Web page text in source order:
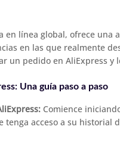
en línea global, ofrece una
en las que realmente
un pedido en AliExpress y
Una guía paso a paso
Comience
tenga acceso a su